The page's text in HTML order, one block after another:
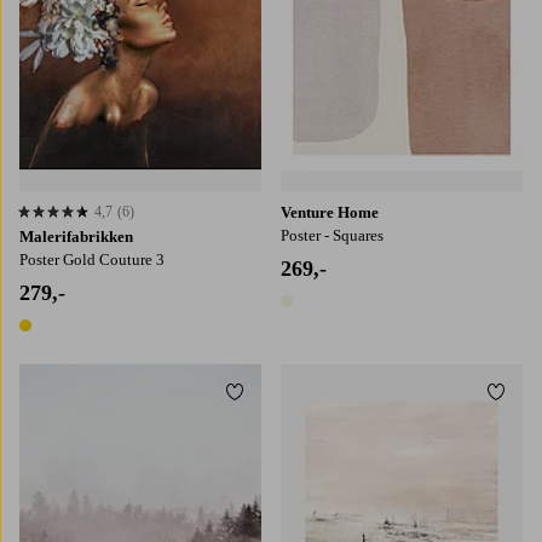
Malerifabrikken
Poster Gold Couture 3
279,-
1 farge
4,7 basert på 6 karaktergivninger
4,7 (6)
Venture Home
Poster - Squares
269,-
Legg til favoritter